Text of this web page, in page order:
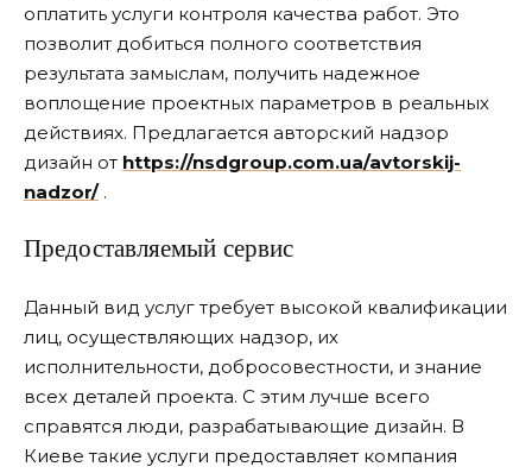
оплатить услуги контроля качества работ. Это
позволит добиться полного соответствия
результата замыслам, получить надежное
воплощение проектных параметров в реальных
действиях. Предлагается авторский надзор
дизайн от https://nsdgroup.com.ua/avtorskij-
nadzor/.
Предоставляемый сервис
Данный вид услуг требует высокой квалификации
лиц, осуществляющих надзор, их
исполнительности, добросовестности, и знание
всех деталей проекта. С этим лучше всего
справятся люди, разрабатывающие дизайн. В
Киеве такие услуги предоставляет компания